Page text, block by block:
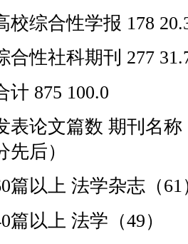
综合性学报 178
性社科期刊 277
875 100.0
论文篇数 期刊名称
先后）
以上 法学杂志（61
以上 法学（49）